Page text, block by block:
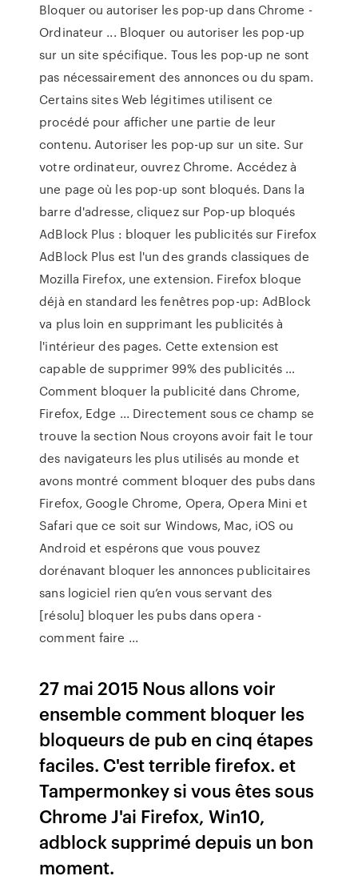
Bloquer ou autoriser les pop-up dans Chrome -
Ordinateur ... Bloquer ou autoriser les pop-up
sur un site spécifique. Tous les pop-up ne sont
pas nécessairement des annonces ou du spam.
Certains sites Web légitimes utilisent ce
procédé pour afficher une partie de leur
contenu. Autoriser les pop-up sur un site. Sur
votre ordinateur, ouvrez Chrome. Accédez à
une page où les pop-up sont bloqués. Dans la
barre d'adresse, cliquez sur Pop-up bloqués
AdBlock Plus : bloquer les publicités sur Firefox
AdBlock Plus est l'un des grands classiques de
Mozilla Firefox, une extension. Firefox bloque
déjà en standard les fenêtres pop-up: AdBlock
va plus loin en supprimant les publicités à
l'intérieur des pages. Cette extension est
capable de supprimer 99% des publicités …
Comment bloquer la publicité dans Chrome,
Firefox, Edge ... Directement sous ce champ se
trouve la section Nous croyons avoir fait le tour
des navigateurs les plus utilisés au monde et
avons montré comment bloquer des pubs dans
Firefox, Google Chrome, Opera, Opera Mini et
Safari que ce soit sur Windows, Mac, iOS ou
Android et espérons que vous pouvez
dorénavant bloquer les annonces publicitaires
sans logiciel rien qu’en vous servant des
[résolu] bloquer les pubs dans opera -
comment faire ...
27 mai 2015 Nous allons voir
ensemble comment bloquer les
bloqueurs de pub en cinq étapes
faciles. C'est terrible firefox. et
Tampermonkey si vous êtes sous
Chrome J'ai Firefox, Win10,
adblock supprimé depuis un bon
moment.